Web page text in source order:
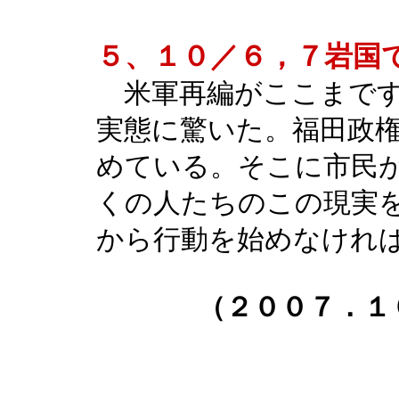
５、１０／６，７岩国
米軍再編がここまで
実態に驚いた。福田政
めている。そこに市民
くの人たちのこの現実
から行動を始めなけれ
（２００７．